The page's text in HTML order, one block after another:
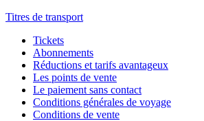
Titres de transport
Tickets
Abonnements
Réductions et tarifs avantageux
Les points de vente
Le paiement sans contact
Conditions générales de voyage
Conditions de vente